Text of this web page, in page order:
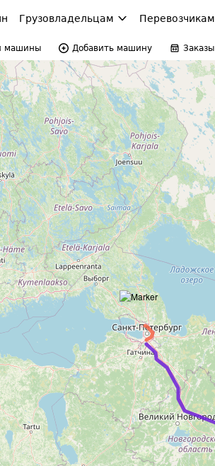
Грузовладельцам Перевозчикам
машины Добавить машину Заказы